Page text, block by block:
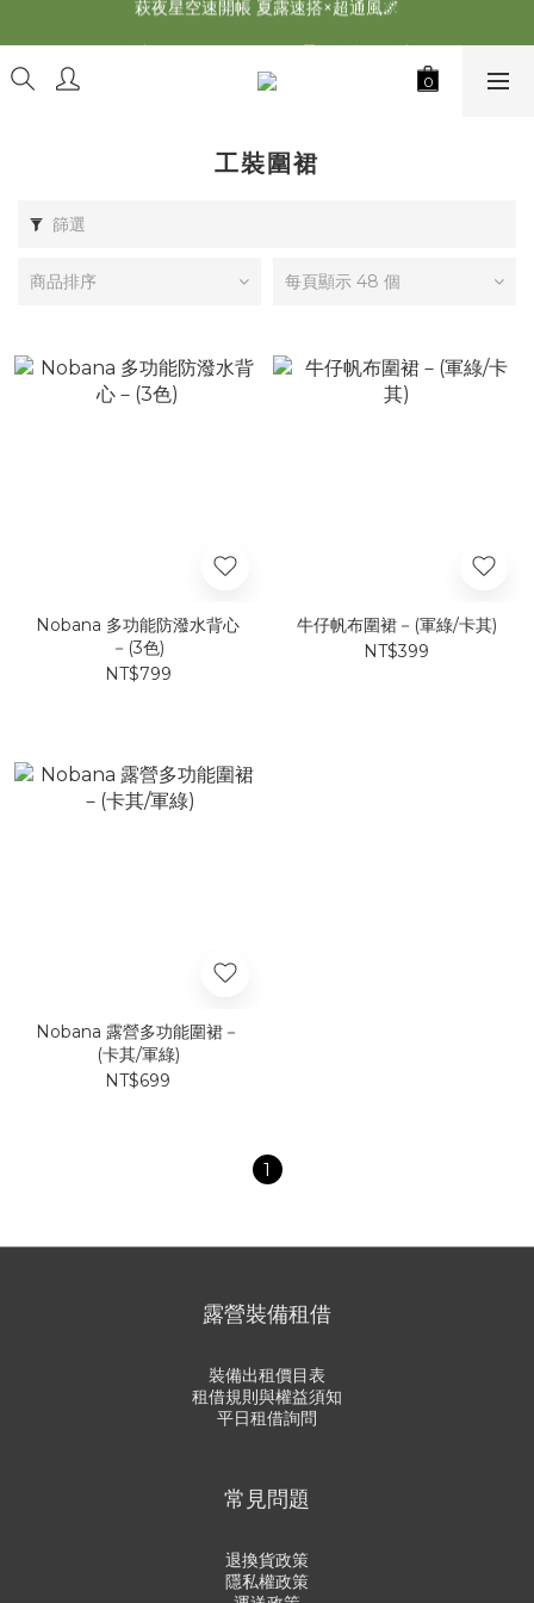
2026最新 萩遊之魂五單位2.0 發表⚡️
師丈了？Chill Outdoor 曬帳全台服務中
2026最新 萩遊之魂五單位2.0 發表⚡️
工裝圍裙
篩選
商品排序 每頁顯示 48 個
Nobana 多功能防潑水背心
－(3色)
NT$799
牛仔帆布圍裙－(軍綠/卡其)
NT$399
Nobana 露營多功能圍裙－
(卡其/軍綠)
NT$699
1
露營裝備租借
裝備出租價目表
租借規則與權益須知
平日租借詢問
常見問題
退換貨政策
隱私權政策